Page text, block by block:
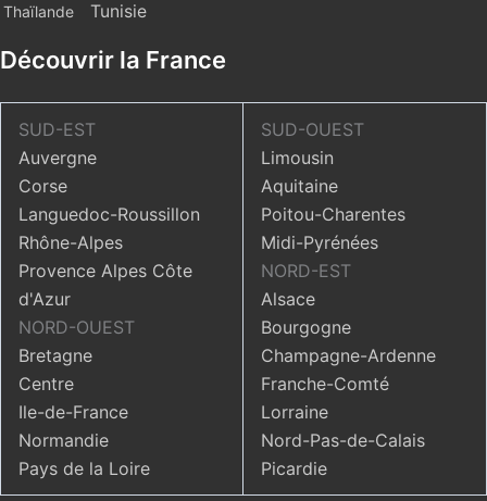
Thaïlande Tunisie
Découvrir la France
SUD-EST
Auvergne
Corse
Languedoc-Roussillon
Rhône-Alpes
Provence Alpes Côte
d'Azur
NORD-OUEST
Bretagne
Centre
Ile-de-France
Normandie
Pays de la Loire
SUD-OUEST
Limousin
Aquitaine
Poitou-Charentes
Midi-Pyrénées
NORD-EST
Alsace
Bourgogne
Champagne-Ardenne
Franche-Comté
Lorraine
Nord-Pas-de-Calais
Picardie